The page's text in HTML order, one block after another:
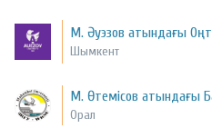
М. Әуэзов атындағы
Шымкент
М. Өтемісов атындағы
Орал